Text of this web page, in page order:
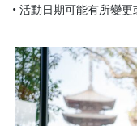
• 活動日期可能有所變更